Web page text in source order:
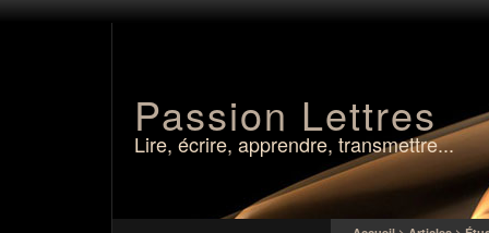
Passion Lettres
Lire, écrire, apprendre, transmettre...